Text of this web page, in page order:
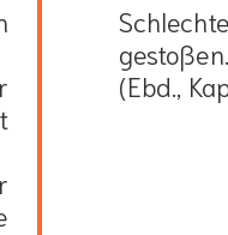
gestoßen.
(Ebd.,